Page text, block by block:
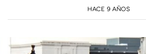
HACE 9 AÑOS